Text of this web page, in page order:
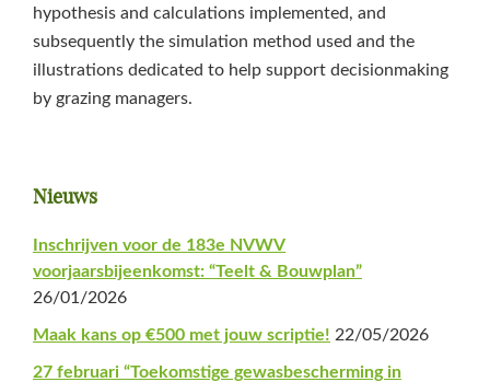
hypothesis and calculations implemented, and
subsequently the simulation method used and the
illustrations dedicated to help support decisionmaking
by grazing managers.
Primaire
Sidebar
Nieuws
Inschrijven voor de 183e NVWV
voorjaarsbijeenkomst: “Teelt & Bouwplan”
26/01/2026
Maak kans op €500 met jouw scriptie! 22/05/2026
27 februari “Toekomstige gewasbescherming in